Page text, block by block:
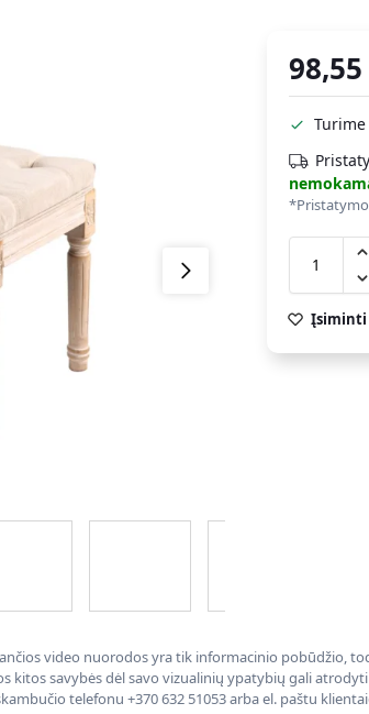
Turime
Įsiminti
video nuorodos yra tik informacinio pobūdžio,
savybės dėl savo vizualinių ypatybių gali
telefonu +370 632 51053 arba el. paštu